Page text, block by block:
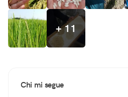
+ 11
Chi mi segue